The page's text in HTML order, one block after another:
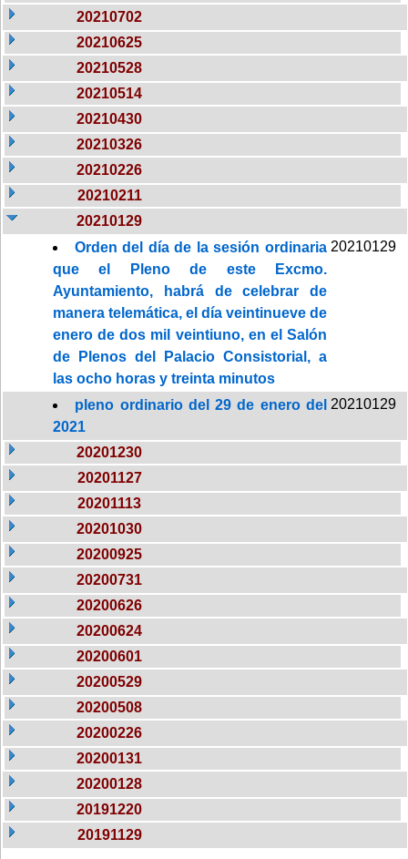
20210702
20210625
20210528
20210514
20210430
20210326
20210226
20210211
20210129
Orden del día de la sesión ordinaria
que el Pleno de este Excmo.
Ayuntamiento, habrá de celebrar de
manera telemática, el día veintinueve de
enero de dos mil veintiuno, en el Salón
de Plenos del Palacio Consistorial, a
las ocho horas y treinta minutos
20210129
pleno ordinario del 29 de enero del
2021
20210129
20201230
20201127
20201113
20201030
20200925
20200731
20200626
20200624
20200601
20200529
20200508
20200226
20200131
20200128
20191220
20191129